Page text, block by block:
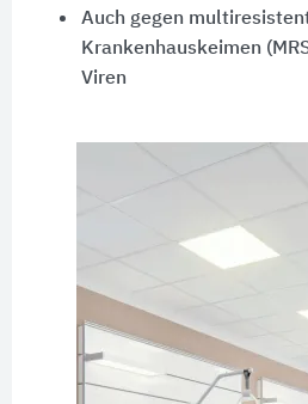
Auch gegen
Krankenhauskeimen
Viren